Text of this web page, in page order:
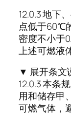
12.0.3 地下
点低于60℃
密度不小于
上述可燃液
▼ 展开条文
12.0.3 本条
用和储存甲
可燃气体，